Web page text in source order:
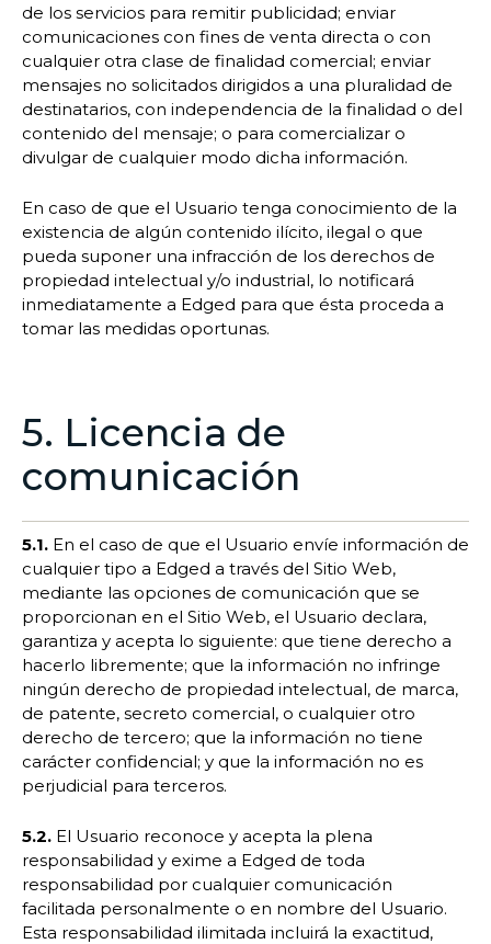
de los servicios para remitir publicidad; enviar
comunicaciones con fines de venta directa o con
cualquier otra clase de finalidad comercial; enviar
mensajes no solicitados dirigidos a una pluralidad de
destinatarios, con independencia de la finalidad o del
contenido del mensaje; o para comercializar o
divulgar de cualquier modo dicha información.
En caso de que el Usuario tenga conocimiento de la
existencia de algún contenido ilícito, ilegal o que
pueda suponer una infracción de los derechos de
propiedad intelectual y/o industrial, lo notificará
inmediatamente a Edged para que ésta proceda a
tomar las medidas oportunas.
5. Licencia de
comunicación
5.1. En el caso de que el Usuario envíe información de
cualquier tipo a Edged a través del Sitio Web,
mediante las opciones de comunicación que se
proporcionan en el Sitio Web, el Usuario declara,
garantiza y acepta lo siguiente: que tiene derecho a
hacerlo libremente; que la información no infringe
ningún derecho de propiedad intelectual, de marca,
de patente, secreto comercial, o cualquier otro
derecho de tercero; que la información no tiene
carácter confidencial; y que la información no es
perjudicial para terceros.
5.2. El Usuario reconoce y acepta la plena
responsabilidad y exime a Edged de toda
responsabilidad por cualquier comunicación
facilitada personalmente o en nombre del Usuario.
Esta responsabilidad ilimitada incluirá la exactitud,